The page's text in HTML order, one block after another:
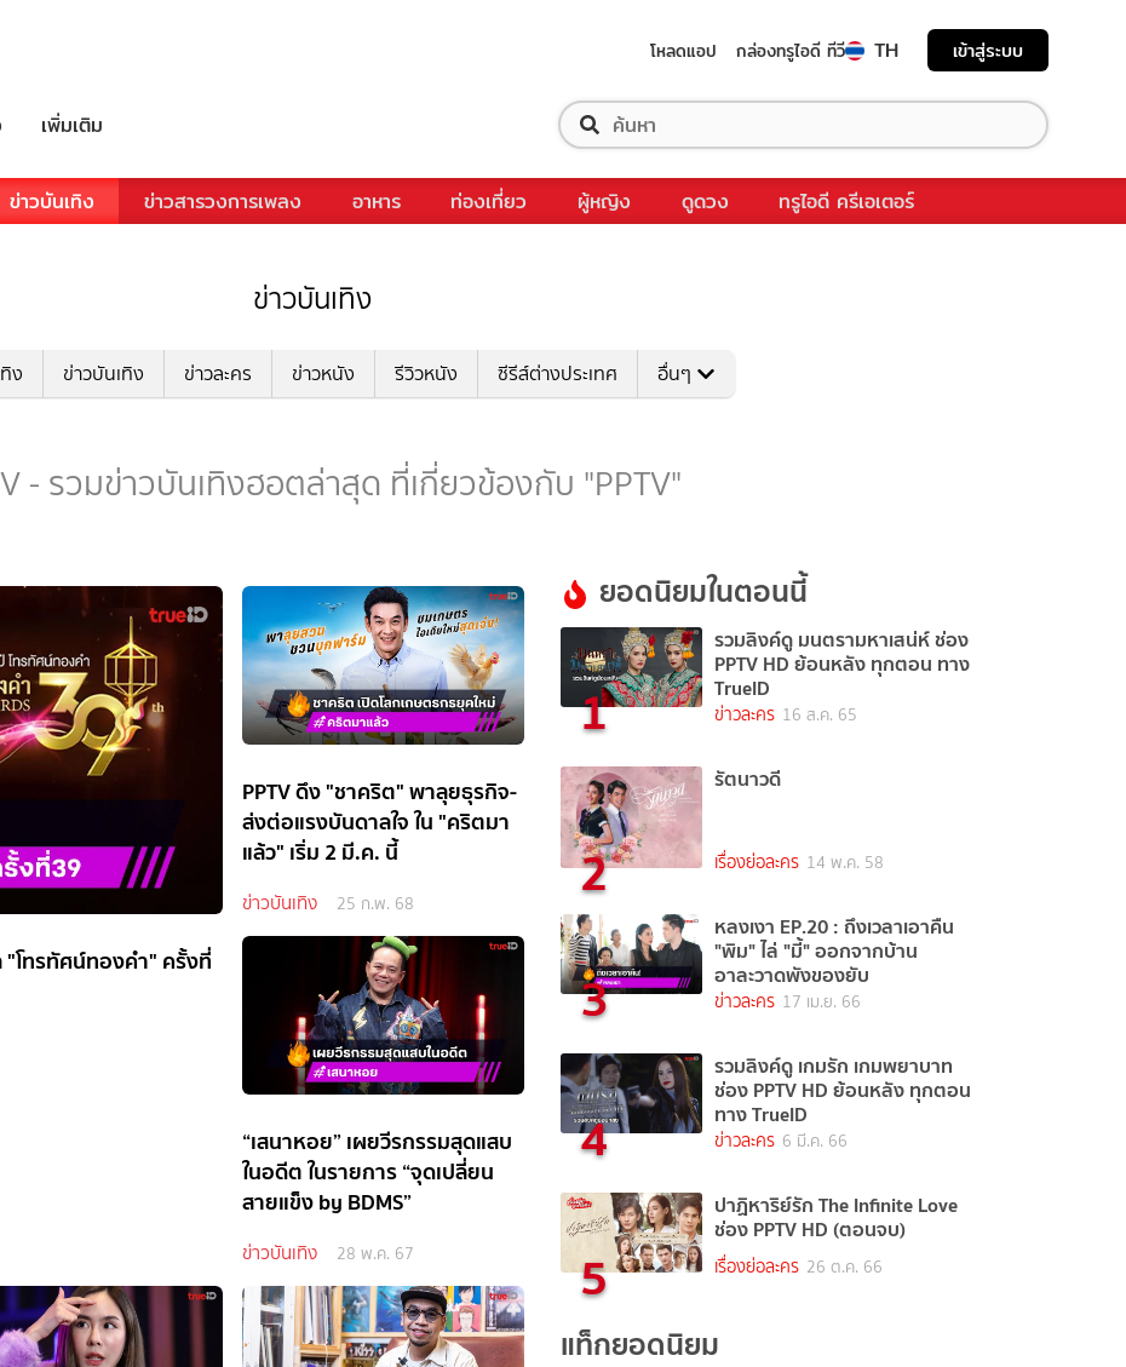
โหลดแอป กล่องทรูไอดี ทีวี TH เข้าสู่ระบบ
เพิ่มเติม
ข่าวบันเทิง ข่าวสารวงการเพลง อาหาร ท่องเที่ยว ผู้หญิง ดูดวง ทรูไอดี ครีเอเตอร์
ข่าวบันเทิง
ง ข่าวบันเทิง ข่าวละคร ข่าวหนัง รีวิวหนัง ซีรีส์ต่างประเทศ อื่นๆ
- รวมข่าวบันเทิงฮอตล่าสุด ที่เกี่ยวข้องกับ "PPTV"
โทรทัศน์ทองคำ" ครั้งที่
PPTV ดึง "ชาคริต" พาลุยธุรกิจ-
ส่งต่อแรงบันดาลใจ ใน "คริตมา
แล้ว" เริ่ม 2 มี.ค. นี้
ข่าวบันเทิง 25 ก.พ. 68
“เสนาหอย” เผยวีรกรรมสุดแสบ
ในอดีต ในรายการ “จุดเปลี่ยน
สายแข็ง by BDMS”
ข่าวบันเทิง 28 พ.ค. 67
ยอดนิยมในตอนนี้
1
รวมลิงค์ดู มนตรามหาเสน่ห์ ช่อง
PPTV HD ย้อนหลัง ทุกตอน ทาง
TrueID
ข่าวละคร 16 ส.ค. 65
2
รัตนาวดี
เรื่องย่อละคร 14 พ.ค. 58
3
หลงเงา EP.20 : ถึงเวลาเอาคืน
"พิม" ไล่ "มี้" ออกจากบ้าน
อาละวาดพังของยับ
ข่าวละคร 17 เม.ย. 66
4
รวมลิงค์ดู เกมรัก เกมพยาบาท
ช่อง PPTV HD ย้อนหลัง ทุกตอน
ทาง TrueID
ข่าวละคร 6 มี.ค. 66
5
ปาฏิหาริย์รัก The Infinite Love
ช่อง PPTV HD (ตอนจบ)
เรื่องย่อละคร 26 ต.ค. 66
แท็กยอดนิยม